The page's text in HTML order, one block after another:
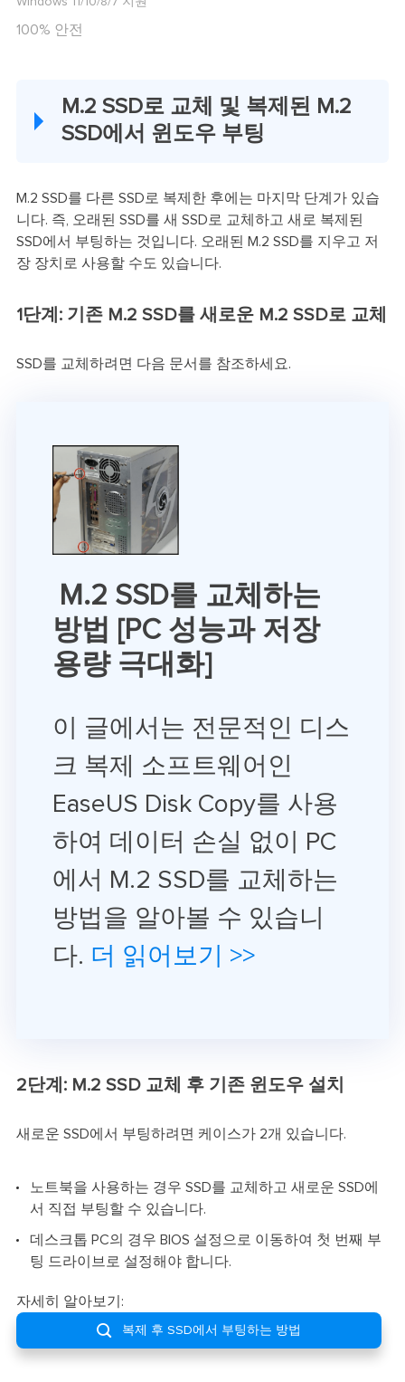
100% 안전
M.2 SSD로 교체 및 복제된 M.2
SSD에서 윈도우 부팅
M.2 SSD를 다른 SSD로 복제한 후에는 마지막 단계가 있습
니다. 즉, 오래된 SSD를 새 SSD로 교체하고 새로 복제된
SSD에서 부팅하는 것입니다. 오래된 M.2 SSD를 지우고 저
장 장치로 사용할 수도 있습니다.
1단계: 기존 M.2 SSD를 새로운 M.2 SSD로 교체
SSD를 교체하려면 다음 문서를 참조하세요.
M.2 SSD를 교체하는
방법 [PC 성능과 저장
용량 극대화]
이 글에서는 전문적인 디스
크 복제 소프트웨어인
EaseUS Disk Copy를 사용
하여 데이터 손실 없이 PC
에서 M.2 SSD를 교체하는
방법을 알아볼 수 있습니
다. 더 읽어보기 >>
2단계: M.2 SSD 교체 후 기존 윈도우 설치
새로운 SSD에서 부팅하려면 케이스가 2개 있습니다.
노트북을 사용하는 경우 SSD를 교체하고 새로운 SSD에
서 직접 부팅할 수 있습니다.
데스크톱 PC의 경우 BIOS 설정으로 이동하여 첫 번째 부
팅 드라이브로 설정해야 합니다.
자세히 알아보기:

복제 후 SSD에서 부팅하는 방법